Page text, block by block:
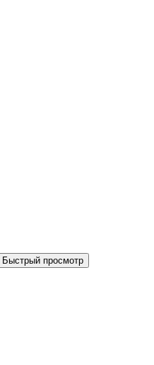
Быстрый просмотр